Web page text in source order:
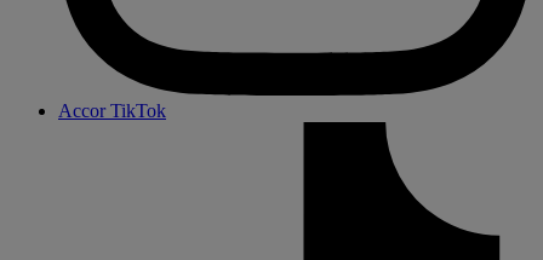
Accor TikTok